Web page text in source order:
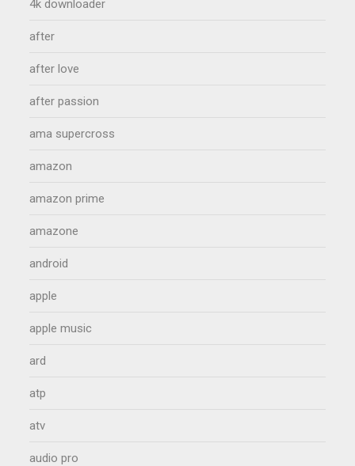
4k downloader
after
after love
after passion
ama supercross
amazon
amazon prime
amazone
android
apple
apple music
ard
atp
atv
audio pro